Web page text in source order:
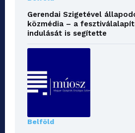
Gerendai Szigetével
közmédia – a
indulását is segítette
Belföld